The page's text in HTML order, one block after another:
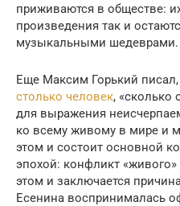
приживаются в обществе:
произведения так и
музыкальными шедеврами.
Еще Максим Горький писал,
столько человек, «сколько
для выражения
ко всему живому в мире и
этом и состоит основной
эпохой: конфликт
этом и заключается
Есенина воспринималась